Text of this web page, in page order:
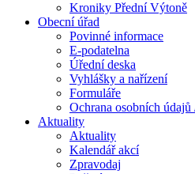
Kroniky Přední Výtoně
Obecní úřad
Povinné informace
E-podatelna
Úřední deska
Vyhlášky a nařízení
Formuláře
Ochrana osobních údajů
Aktuality
Aktuality
Kalendář akcí
Zpravodaj